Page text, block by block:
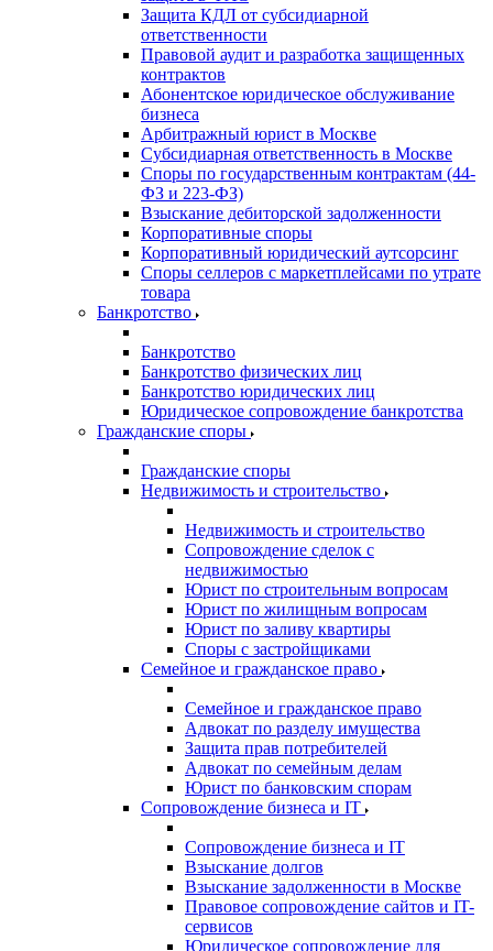
Защита КДЛ от субсидиарной
ответственности
Правовой аудит и разработка защищенных
контрактов
Абонентское юридическое обслуживание
бизнеса
Арбитражный юрист в Москве
Субсидиарная ответственность в Москве
Споры по государственным контрактам (44-
ФЗ и 223-ФЗ)
Взыскание дебиторской задолженности
Корпоративные споры
Корпоративный юридический аутсорсинг
Споры селлеров с маркетплейсами по утрате
товара
Банкротство
Банкротство
Банкротство физических лиц
Банкротство юридических лиц
Юридическое сопровождение банкротства
Гражданские споры
Гражданские споры
Недвижимость и строительство
Недвижимость и строительство
Сопровождение сделок с
недвижимостью
Юрист по строительным вопросам
Юрист по жилищным вопросам
Юрист по заливу квартиры
Споры с застройщиками
Семейное и гражданское право
Семейное и гражданское право
Адвокат по разделу имущества
Защита прав потребителей
Адвокат по семейным делам
Юрист по банковским спорам
Сопровождение бизнеса и IT
Сопровождение бизнеса и IT
Взыскание долгов
Взыскание задолженности в Москве
Правовое сопровождение сайтов и IT-
сервисов
Юридическое сопровождение для